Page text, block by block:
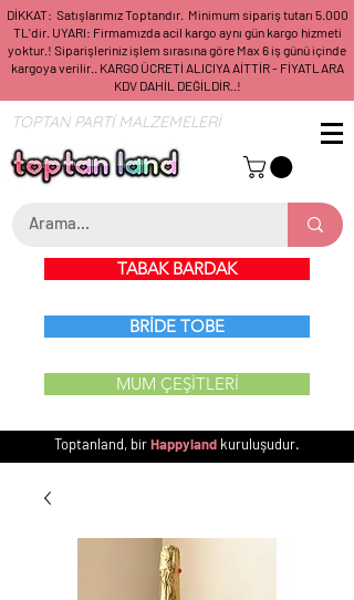
DİKKAT: Satışlarımız Toptandır. Minimum sipariş tutarı 5.000
TL'dir. UYARI: Firmamızda acil kargo aynı gün kargo hizmeti
yoktur.! Siparişleriniz işlem sırasına göre Max 6 iş günü içinde
kargoya verilir.. KARGO ÜCRETİ ALICIYA AİTTİR - FİYATLARA
KDV DAHİL DEĞİLDİR..!
TOPTAN PARTİ MALZEMELERİ
TABAK BARDAK
BRİDE TOBE
MUM ÇEŞİTLERİ
Toptanland, birHappyland kuruluşudur.